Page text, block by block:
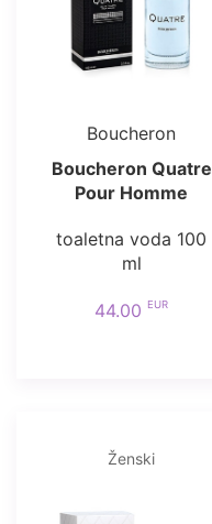
Boucheron
Boucheron Quatre
Pour Homme
toaletna voda 100
ml
44.00 EUR
Ženski